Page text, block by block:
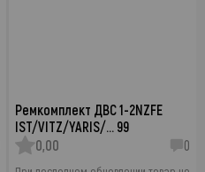
Ремкомплект ДВС 1-2NZFE
IST/VITZ/YARIS/… 99
0,00
0